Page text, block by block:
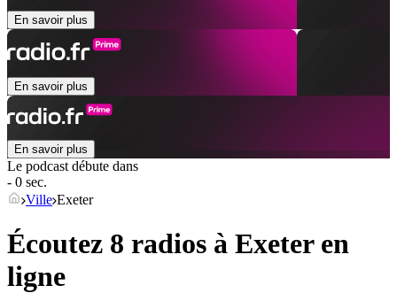
En savoir plus
En savoir plus
En savoir plus
Le podcast débute dans
- 0 sec.
Ville Exeter
Écoutez 8 radios à Exeteren
ligne